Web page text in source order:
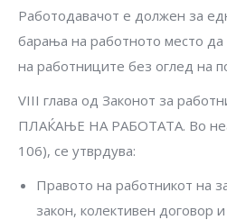
Работодавачот е должен за
барања на работното место да
на работниците без оглед на
VIII глава од Законот за
ПЛАЌАЊЕ НА РАБОТАТА. Во
106), се утврдува:
Правото на работникот на
закон, колективен договор